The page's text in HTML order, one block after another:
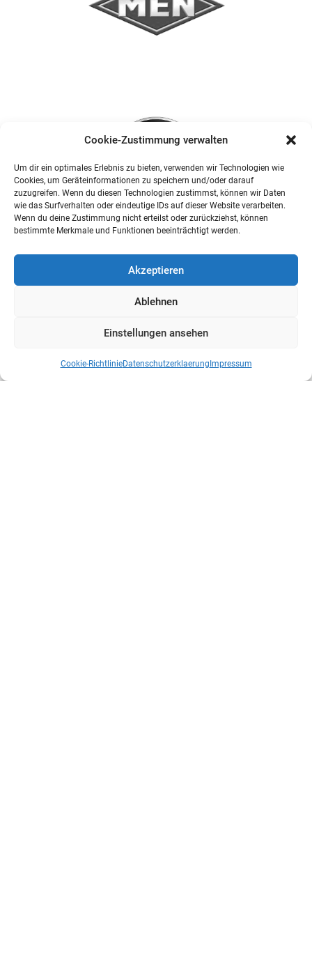
Cookie-Zustimmung verwalten
Um dir ein optimales Erlebnis zu bieten, verwenden wir Technologien wie
Cookies, um Geräteinformationen zu speichern und/oder darauf
zuzugreifen. Wenn du diesen Technologien zustimmst, können wir Daten
wie das Surfverhalten oder eindeutige IDs auf dieser Website verarbeiten.
Wenn du deine Zustimmung nicht erteilst oder zurückziehst, können
bestimmte Merkmale und Funktionen beeinträchtigt werden.
Akzeptieren
Ablehnen
Einstellungen ansehen
Cookie-RichtlinieDatenschutzerklaerung Impressum